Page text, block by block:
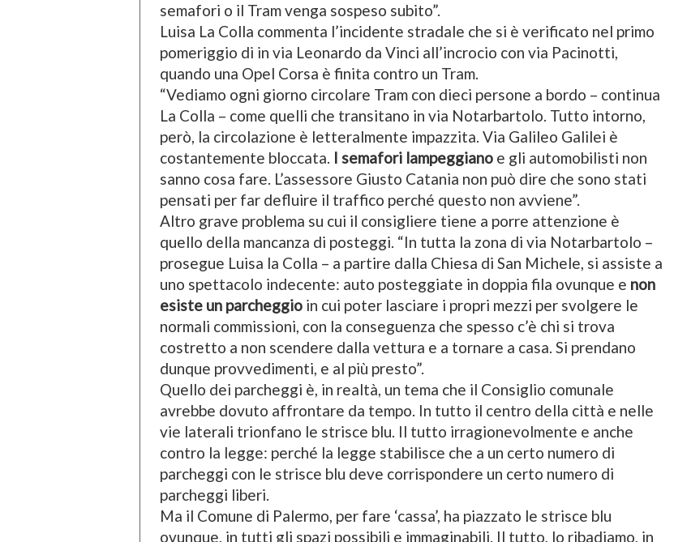
semafori o il Tram venga sospeso subito”.
Luisa La Colla commenta l’incidente stradale che si è verificato nel primo
pomeriggio di in via Leonardo da Vinci all’incrocio con via Pacinotti,
quando una Opel Corsa è finita contro un Tram.
“Vediamo ogni giorno circolare Tram con dieci persone a bordo – continua
La Colla – come quelli che transitano in via Notarbartolo. Tutto intorno,
però, la circolazione è letteralmente impazzita. Via Galileo Galilei è
costantemente bloccata. I semafori lampeggiano e gli automobilisti non
sanno cosa fare. L’assessore Giusto Catania non può dire che sono stati
pensati per far defluire il traffico perché questo non avviene”.
Altro grave problema su cui il consigliere tiene a porre attenzione è
quello della mancanza di posteggi. “In tutta la zona di via Notarbartolo –
prosegue Luisa la Colla – a partire dalla Chiesa di San Michele, si assiste a
uno spettacolo indecente: auto posteggiate in doppia fila ovunque e non
esiste un parcheggio in cui poter lasciare i propri mezzi per svolgere le
normali commissioni, con la conseguenza che spesso c’è chi si trova
costretto a non scendere dalla vettura e a tornare a casa. Si prendano
dunque provvedimenti, e al più presto”.
Quello dei parcheggi è, in realtà, un tema che il Consiglio comunale
avrebbe dovuto affrontare da tempo. In tutto il centro della città e nelle
vie laterali trionfano le strisce blu. Il tutto irragionevolmente e anche
contro la legge: perché la legge stabilisce che a un certo numero di
parcheggi con le strisce blu deve corrispondere un certo numero di
parcheggi liberi.
Ma il Comune di Palermo, per fare ‘cassa’, ha piazzato le strisce blu
ovunque, in tutti gli spazi possibili e immaginabili. Il tutto, lo ribadiamo, in